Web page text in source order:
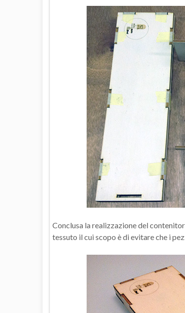
Conclusa la realizzazione del
tessuto il cui scopo è di evitare che i